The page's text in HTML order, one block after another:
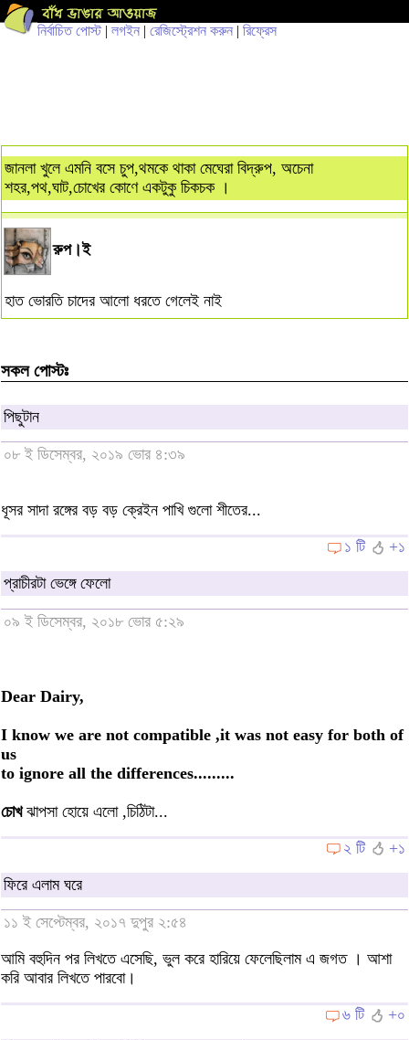
নির্বাচিত পোস্ট| লগইন | রেজিস্ট্রেশন করুন | রিফ্রেস
জানলা খুলে এমনি বসে চুপ,থমকে থাকা মেঘেরা বিদ্রুপ, অচেনা
শহর,পথ,ঘাট,চোখের কোণে একটুকু চিকচক ।
রুপ।ই
হাত ভোরতি চাদের আলো ধরতে গেলেই নাই
সকল পোস্টঃ
পিছুটান
০৮ ই ডিসেম্বর, ২০১৯ ভোর ৪:৩৯
ধূসর সাদা রঙ্গের বড় বড় ক্রেইন পাখি গুলো শীতের...
১ টি
+১
প্রাচীরটা ভেঙ্গে ফেলো
০৯ ই ডিসেম্বর, ২০১৮ ভোর ৫:২৯
Dear Dairy,
I know we are not compatible ,it was not easy for both of
us
to ignore all the differences.........
চোখঝাপসা হোয়ে এলো ,চিঠিটা...
২ টি
+১
ফিরে এলাম ঘরে
১১ ই সেপ্টেম্বর, ২০১৭ দুপুর ২:৫৪
আমি বহুদিন পর লিখতে এসেছি, ভুল করে হারিয়ে ফেলেছিলাম এ জগত । আশা
করি আবার লিখতে পারবো।
৬ টি
+০